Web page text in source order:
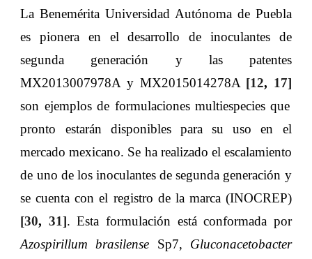
La Benemérita Universidad Autónoma de Puebla
es pionera en el desarrollo de inoculantes de
segunda generación y las patentes
MX2013007978A y MX2015014278A [12, 17]
son ejemplos de formulaciones multiespecies que
pronto estarán disponibles para su uso en el
mercado mexicano. Se ha realizado el escalamiento
de uno de los inoculantes de segunda generación y
se cuenta con el registro de la marca (INOCREP)
[30, 31]. Esta formulación está conformada por
Azospirillum brasilense Sp7, Gluconacetobacter